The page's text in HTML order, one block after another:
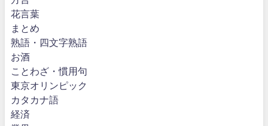
花言葉
まとめ
熟語・四文字熟語
お酒
ことわざ・慣用句
東京オリンピック
カタカナ語
経済